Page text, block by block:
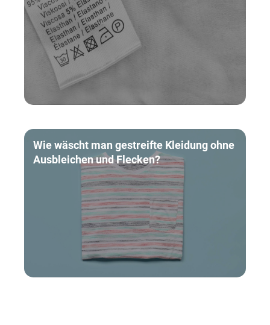
Wie wäscht man gestreifte Kleidung ohne
Ausbleichen und Flecken?